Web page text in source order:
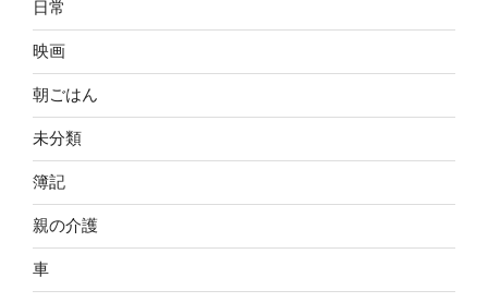
日常
映画
朝ごはん
未分類
簿記
親の介護
車